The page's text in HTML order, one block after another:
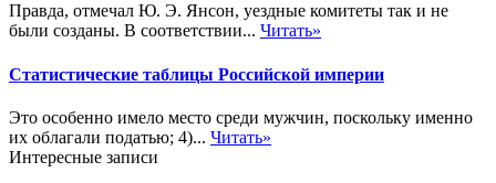
Правда, отмечал Ю. Э. Янсон, уездные комитеты так и не
были созданы. В соответствии... Читать»
Статистические таблицы Российской империи
Это особенно имело место среди мужчин, поскольку именно
их облагали податью; 4)... Читать»
Интересные записи